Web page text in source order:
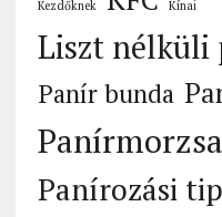
Kezdőknek Kínai
Liszt nélküli
Panír bunda
Panírmorzsa
Panírozási